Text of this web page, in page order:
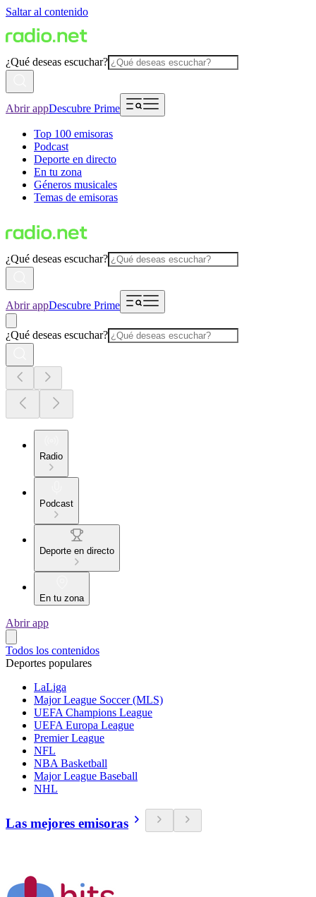
Saltar al contenido
¿Qué deseas escuchar?
Abrir appDescubre Prime
Top 100 emisoras
Podcast
Deporte en directo
En tu zona
Géneros musicales
Temas de emisoras
¿Qué deseas escuchar?
Abrir appDescubre Prime
¿Qué deseas escuchar?
Radio
Podcast
Deporte en directo
En tu zona
Abrir app
Todos los contenidos
Deportes populares
LaLiga
Major League Soccer (MLS)
UEFA Champions League
UEFA Europa League
Premier League
NFL
NBA Basketball
Major League Baseball
NHL
Las mejores emisoras